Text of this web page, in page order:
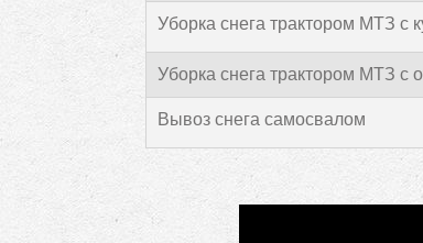
Уборка снега трактором МТЗ с
Уборка снега трактором МТЗ с
Вывоз снега самосвалом